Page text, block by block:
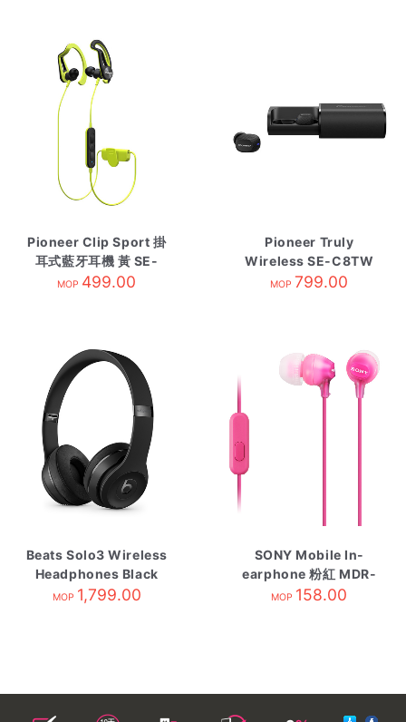
Pioneer Clip Sport 掛
耳式藍牙耳機 黃 SE-
E7BTY
MOP 499.00
Pioneer Truly
Wireless SE-C8TW
MOP 799.00
Beats Solo3 Wireless
Headphones Black
MOP 1,799.00
SONY Mobile In-
earphone 粉紅 MDR-
EX15APPIC
MOP 158.00